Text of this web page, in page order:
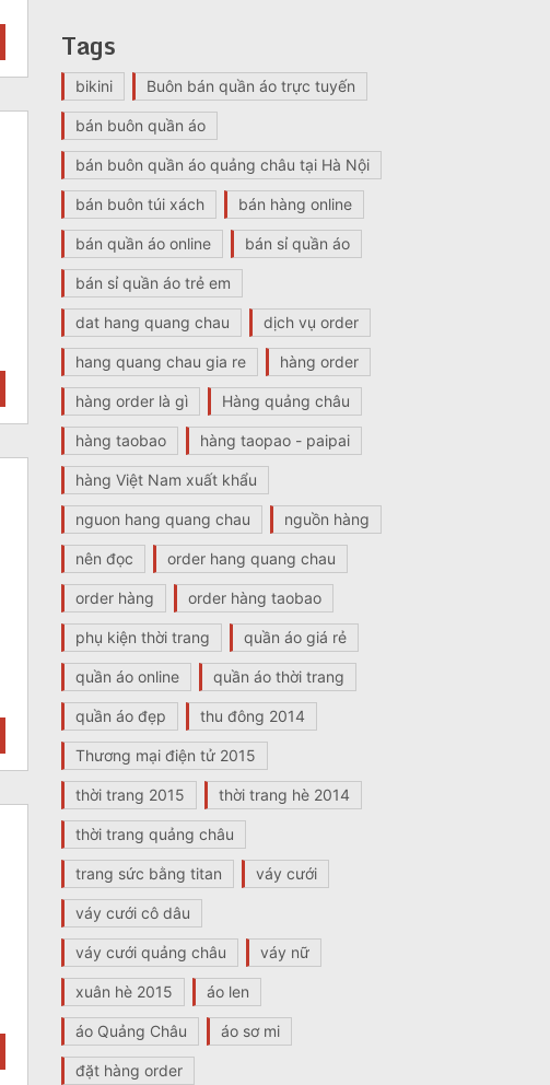
Tags
bikini Buôn bán quần áo trực tuyến
bán buôn quần áo
bán buôn quần áo quảng châu tại Hà Nội
bán buôn túi xách bán hàng online
bán quần áo online bán sỉ quần áo
bán sỉ quần áo trẻ em
dat hang quang chau dịch vụ order
hang quang chau gia re hàng order
hàng order là gì Hàng quảng châu
hàng taobao hàng taopao - paipai
hàng Việt Nam xuất khẩu
nguon hang quang chau nguồn hàng
nên đọc order hang quang chau
order hàng order hàng taobao
phụ kiện thời trang quần áo giá rẻ
quần áo online quần áo thời trang
quần áo đẹp thu đông 2014
Thương mại điện tử 2015
thời trang 2015 thời trang hè 2014
thời trang quảng châu
trang sức bằng titan váy cưới
váy cưới cô dâu
váy cưới quảng châu váy nữ
xuân hè 2015 áo len
áo Quảng Châu áo sơ mi
đặt hàng order